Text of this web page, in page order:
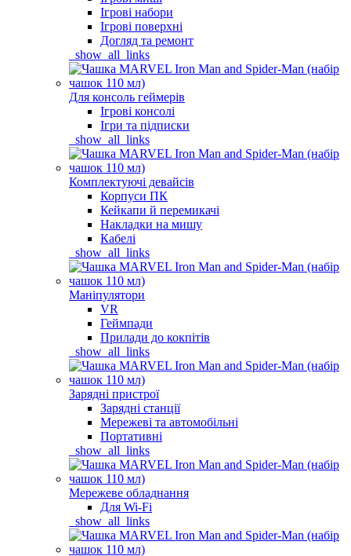
Ігрові набори
Ігрові поверхні
Догляд та ремонт
_show_all_links
Для консоль геймерів
Ігрові консолі
Ігри та підписки
_show_all_links
Комплектуючі девайсів
Корпуси ПК
Кейкапи й перемикачі
Накладки на мишу
Кабелі
_show_all_links
Маніпулятори
VR
Геймпади
Прилади до кокпітів
_show_all_links
Зарядні пристрої
Зарядні станції
Мережеві та автомобільні
Портативні
_show_all_links
Мережеве обладнання
Для Wi-Fi
_show_all_links